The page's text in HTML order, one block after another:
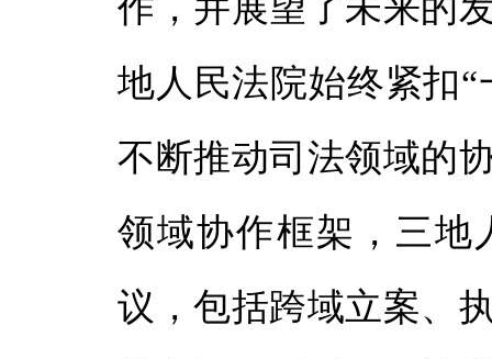
作，并展望了未来的
地人民法院始终紧扣“
不断推动司法领域的
领域协作框架，三地
议，包括跨域立案、